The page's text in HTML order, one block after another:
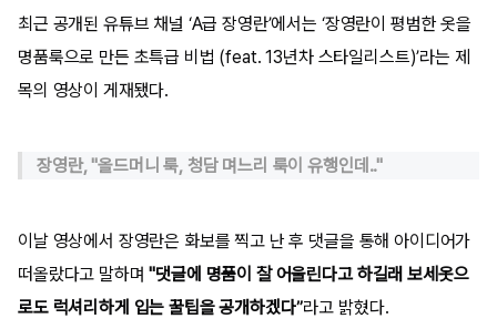
최근 공개된 유튜브 채널 ‘A급 장영란’에서는 ‘장영란이 평범한 옷을
명품룩으로 만든 초특급 비법 (feat. 13년차 스타일리스트)’라는 제
목의 영상이 게재됐다.
장영란, "올드머니 룩, 청담 며느리 룩이 유행인데.."
이날 영상에서 장영란은 화보를 찍고 난 후 댓글을 통해 아이디어가
떠올랐다고 말하며"댓글에 명품이 잘 어울린다고 하길래 보세옷으
로도 럭셔리하게 입는 꿀팁을 공개하겠다”라고 밝혔다.